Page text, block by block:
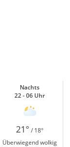
Nachts
22 - 06 Uhr
21° / 18°
Überwiegend wolkig